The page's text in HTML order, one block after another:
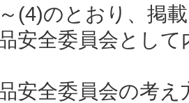
(4)のとおり、掲
委員会として
全委員会の考え